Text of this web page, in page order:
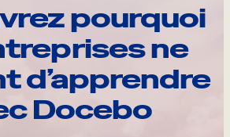
pourquoi
ne
d’apprendre
Docebo